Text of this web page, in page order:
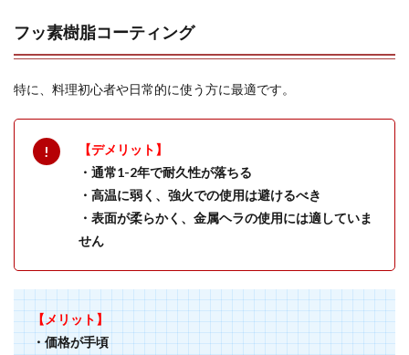
フッ素樹脂コーティング
特に、料理初心者や日常的に使う方に最適です。
【デメリット】
・通常1-2年で耐久性が落ちる
・高温に弱く、強火での使用は避けるべき
・表面が柔らかく、金属ヘラの使用には適していま
せん
【メリット】
・価格が手頃